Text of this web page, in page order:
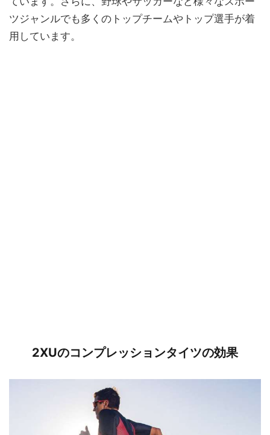
ツジャンルでも多くのトップチームやトップ選手が着
用しています。
2XUのコンプレッションタイツの効果